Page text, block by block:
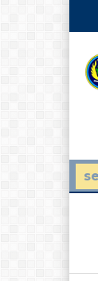
/